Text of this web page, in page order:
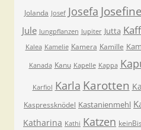
Jolanda Josef Josefa Josefine
Jule Jungpflanzen Jupiter Jutta
Kalea Kamelie Kamera Kamille
Kanada Kanu Kapelle Kappa
Karfiol Karla Karotten
Kaspressknödel Kastanienmehl
Katharina Kathi Katzen